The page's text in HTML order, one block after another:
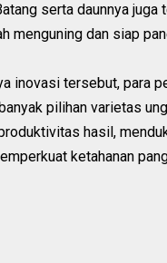
serta daunnya
menguning dan siap
inovasi tersebut, para
pilihan varietas
hasil,
ketahanan